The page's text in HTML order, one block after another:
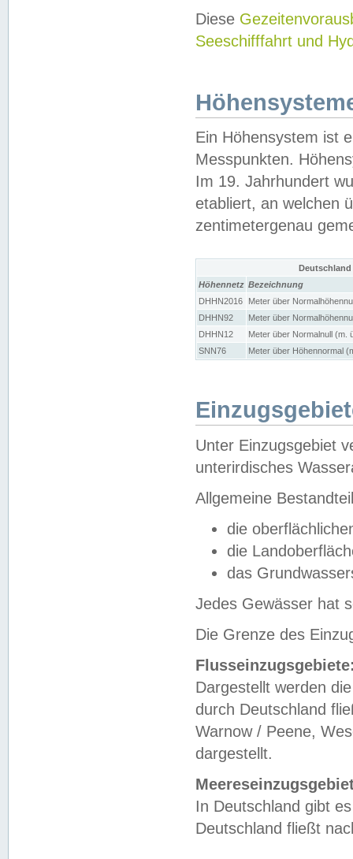
Diese
Seeschifffahrt und
Ein Höhensystem ist
Messpunkten.
Im 19. Jahrhundert
etabliert, an welchen
zentimetergenau
Höhennetz Bezeichnung
DHHN2016
Meter über
DHHN92
Meter über
DHHN12
Meter über Normalnull (m.
SNN76
Meter über Höhennormal
Unter Einzugsgebiet
unterirdisches
Allgemeine
die
die
das
Jedes Gewässer hat
Die Grenze des
Dargestellt werden
durch Deutschland
Warnow / Peene,
dargestellt.
In Deutschland gibt
Deutschland fließt